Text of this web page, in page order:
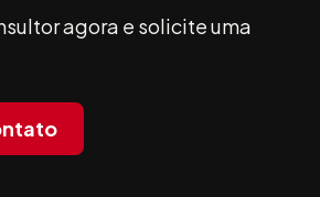
agora e solicite uma